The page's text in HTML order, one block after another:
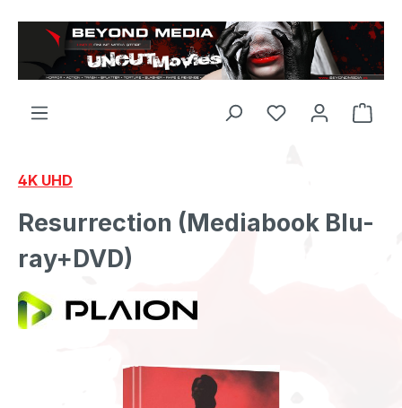
Zum Hauptinhalt springen
4K UHD
Resurrection (Mediabook Blu-
ray+DVD)
Bildergalerie überspringen